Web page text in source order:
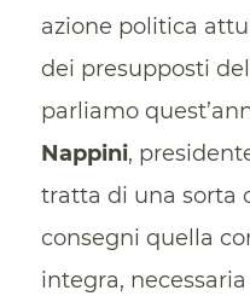
azione politica
dei presupposti
parliamo
Nappini,
tratta di una sorta
consegni quella
integra,